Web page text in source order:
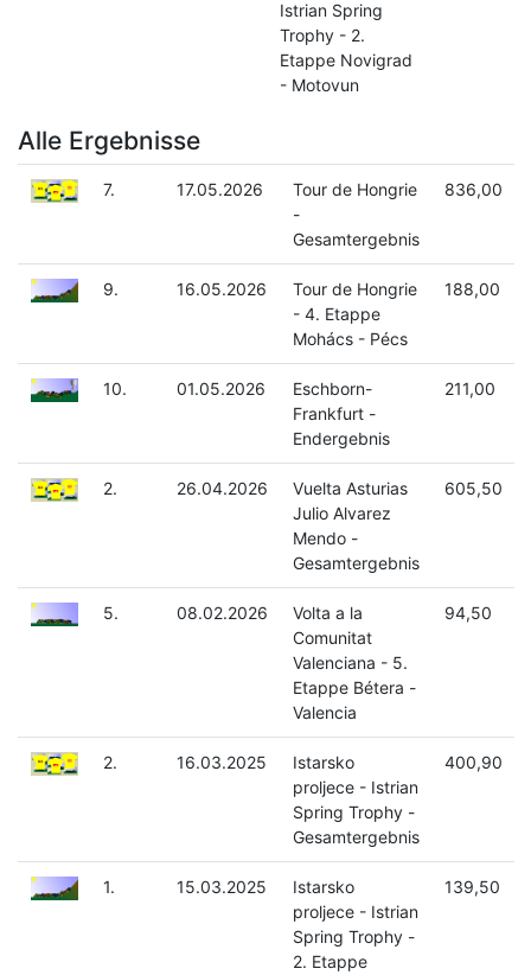
Istrian Spring
Trophy - 2.
Etappe Novigrad
- Motovun
Alle Ergebnisse
7. 17.05.2026
Tour de Hongrie
-
Gesamtergebnis
836,00
9. 16.05.2026
Tour de Hongrie
- 4. Etappe
Mohács - Pécs
188,00
10. 01.05.2026
Eschborn-
Frankfurt -
Endergebnis
211,00
2. 26.04.2026
Vuelta Asturias
Julio Alvarez
Mendo -
Gesamtergebnis
605,50
5. 08.02.2026
Volta a la
Comunitat
Valenciana - 5.
Etappe Bétera -
Valencia
94,50
2. 16.03.2025
Istarsko
proljece - Istrian
Spring Trophy -
Gesamtergebnis
400,90
1. 15.03.2025
Istarsko
proljece - Istrian
Spring Trophy -
2. Etappe
139,50